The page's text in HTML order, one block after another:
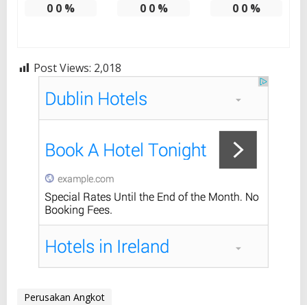
0 0 % 0 0% 0 0%
Post Views: 2,018
Perusakan Angkot